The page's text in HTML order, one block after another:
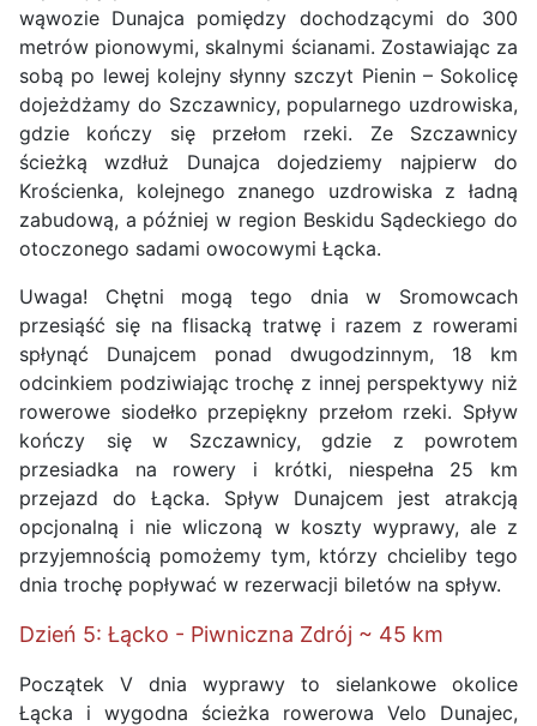
wąwozie Dunajca pomiędzy dochodzącymi do 300
metrów pionowymi, skalnymi ścianami. Zostawiając za
sobą po lewej kolejny słynny szczyt Pienin – Sokolicę
dojeżdżamy do Szczawnicy, popularnego uzdrowiska,
gdzie kończy się przełom rzeki. Ze Szczawnicy
ścieżką wzdłuż Dunajca dojedziemy najpierw do
Krościenka, kolejnego znanego uzdrowiska z ładną
zabudową, a później w region Beskidu Sądeckiego do
otoczonego sadami owocowymi Łącka.
Uwaga! Chętni mogą tego dnia w Sromowcach
przesiąść się na flisacką tratwę i razem z rowerami
spłynąć Dunajcem ponad dwugodzinnym, 18 km
odcinkiem podziwiając trochę z innej perspektywy niż
rowerowe siodełko przepiękny przełom rzeki. Spływ
kończy się w Szczawnicy, gdzie z powrotem
przesiadka na rowery i krótki, niespełna 25 km
przejazd do Łącka. Spływ Dunajcem jest atrakcją
opcjonalną i nie wliczoną w koszty wyprawy, ale z
przyjemnością pomożemy tym, którzy chcieliby tego
dnia trochę popływać w rezerwacji biletów na spływ.
Dzień 5: Łącko - Piwniczna Zdrój ~ 45 km
Początek V dnia wyprawy to sielankowe okolice
Łącka i wygodna ścieżka rowerowa Velo Dunajec,